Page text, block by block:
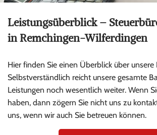
Leistungsüberblick –
inRemchingen-Wilferdingen
Hier finden Sie einen Überblick über unsere
Selbstverständlich reicht unsere gesamte
Leistungen noch wesentlich weiter. Wenn
haben, dann zögern Sie nicht uns zu
uns, wenn wir auch Sie betreuen können.